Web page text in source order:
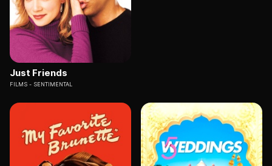
Just Friends
FILMS SENTIMENTAL